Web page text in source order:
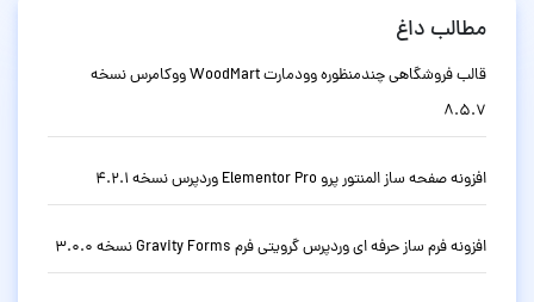
مطالب داغ
قالب فروشگاهی چندمنظوره وودمارت WoodMart ووکامرس نسخه
8.5.7
افزونه صفحه ساز المنتور پرو Elementor Pro وردپرس نسخه 4.2.1
افزونه فرم ساز حرفه ای وردپرس گرویتی فرم Gravity Forms نسخه 3.0.0